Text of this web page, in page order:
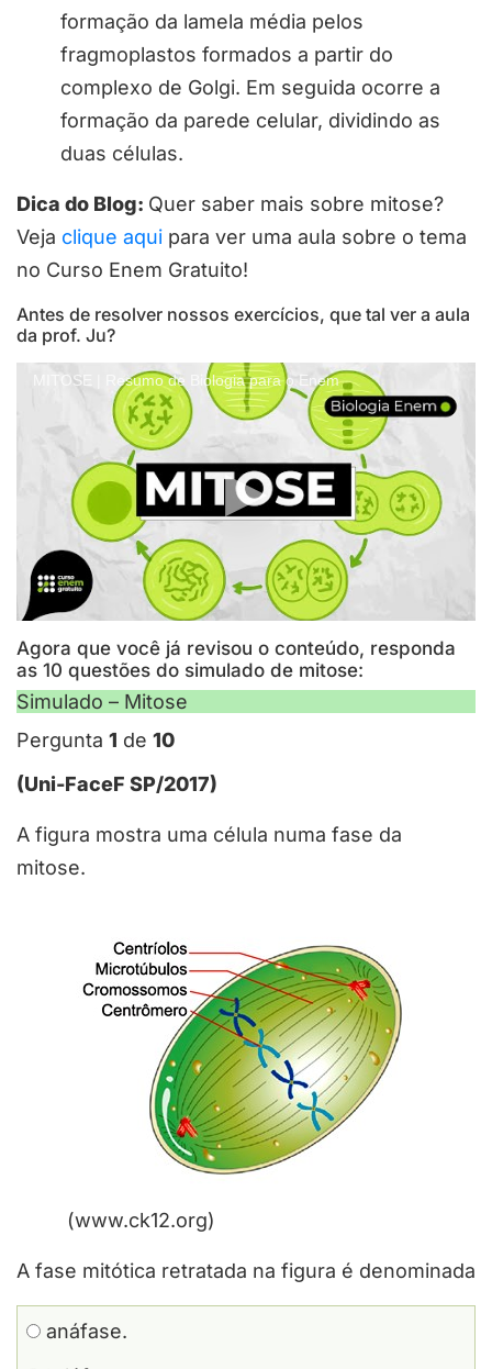
formação da lamela média pelos
fragmoplastos formados a partir do
complexo de Golgi. Em seguida ocorre a
formação da parede celular, dividindo as
duas células.
Dica do Blog: Quer saber mais sobre mitose?
Veja clique aqui para ver uma aula sobre o tema
no Curso Enem Gratuito!
Antes de resolver nossos exercícios, que tal ver a aula
da prof. Ju?
MITOSE | Resumo de Biologia para o Enem
Agora que você já revisou o conteúdo, responda
as 10 questões do simulado de mitose:
Simulado – Mitose
Pergunta 1 de 10
(Uni-FaceF SP/2017)
A figura mostra uma célula numa fase da
mitose.
(www.ck12.org)
A fase mitótica retratada na figura é denominada
anáfase.